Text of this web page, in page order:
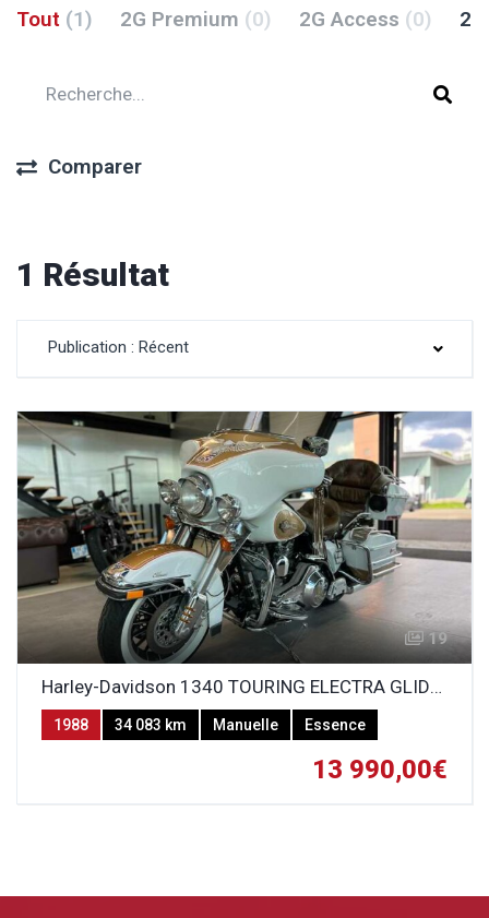
Tout (1) 2G Premium (0) 2G Access (0)
Comparer
1 Résultat
Publication : Récent
19
Harley-Davidson 1340 TOURING ELECTRA GLIDE CLASSIC
13 990,00€
1988 34 083 km Manuelle Essence